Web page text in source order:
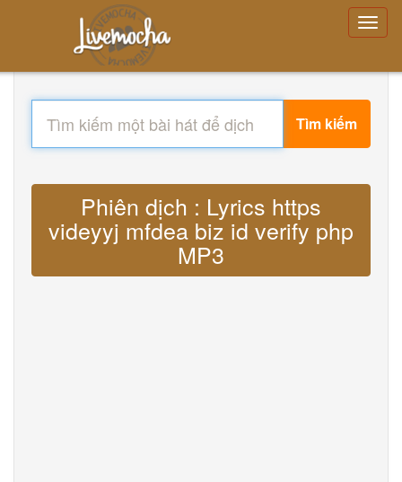
Tìm kiếm
Phiên dịch : Lyrics https
videyyj mfdea biz id verify php
MP3